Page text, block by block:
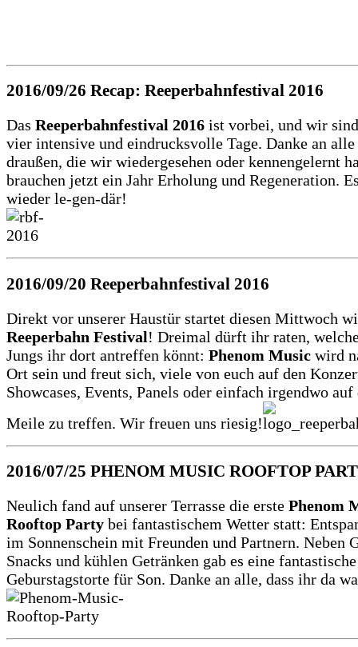
2016/09/26 Recap: Reeperbahnfestival 2016
Das Reeperbahnfestival 2016 ist vorbei, und wir
vier intensive und eindrucksvolle Tage. Danke an alle
draußen, die wir wiedergesehen oder kennengelernt
brauchen jetzt ein Jahr Erholung und Regeneration.
wieder le-gen-där!
2016/09/20 Reeperbahnfestival 2016
Direkt vor unserer Haustür startet diesen Mittwoch
Reeperbahn Festival! Dreimal dürft ihr raten,
Jungs ihr dort antreffen könnt: Phenom Music wird
Ort sein und freut sich, viele von euch auf den
Showcases, Events, Panels oder einfach irgendwo
Meile zu treffen. Wir freuen uns riesig!
2016/07/25 PHENOM MUSIC ROOFTOP
Neulich fand auf unserer Terrasse die erste Phenom
Rooftop Party bei fantastischem Wetter statt:
im Sonnenschein mit Freunden und Partnern. Neben
Snacks und kühlen Getränken gab es eine fantastische
Geburstagstorte für Son. Danke an alle, dass ihr da